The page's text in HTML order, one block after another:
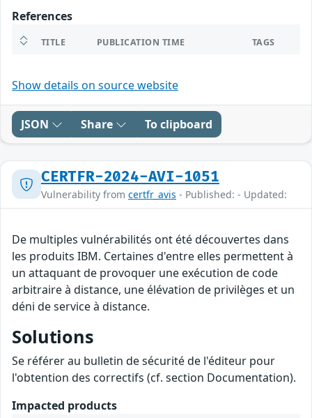
References
TITLE PUBLICATION TIME TAGS
Show details on source website
JSON Share To clipboard
CERTFR-2024-AVI-1051
Vulnerability from certfr_avis - Published: - Updated:
De multiples vulnérabilités ont été découvertes dans
les produits IBM. Certaines d'entre elles permettent à
un attaquant de provoquer une exécution de code
arbitraire à distance, une élévation de privilèges et un
déni de service à distance.
Solutions
Se référer au bulletin de sécurité de l'éditeur pour
l'obtention des correctifs (cf. section Documentation).
Impacted products